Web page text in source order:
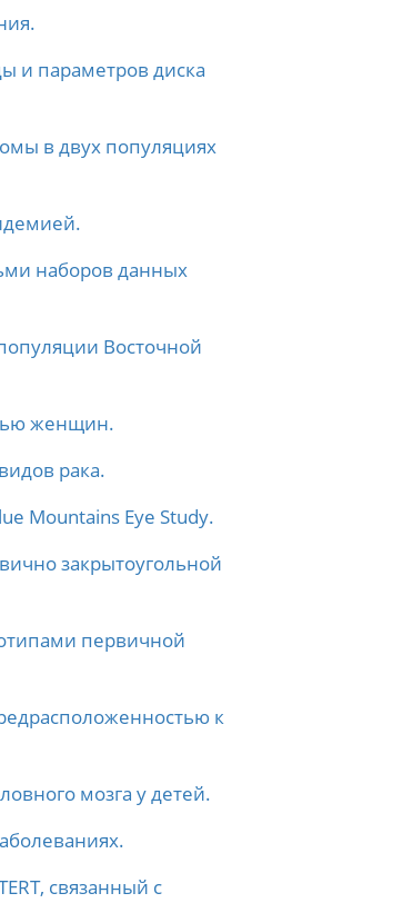
и параметров диска
в двух популяциях
наборов данных
Восточной
женщин.
рака.
Mountains Eye Study.
закрытоугольной
первичной
к
мозга у детей.
связанный с